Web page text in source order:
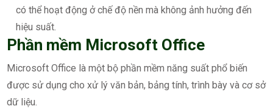
có thể hoạt động ở chế độ nền mà không ảnh hưởng đến
hiệu suất.
Phần mềm Microsoft Office
Microsoft Office là một bộ phần mềm năng suất phổ biến
được sử dụng cho xử lý văn bản, bảng tính, trình bày và cơ sở
dữ liệu.